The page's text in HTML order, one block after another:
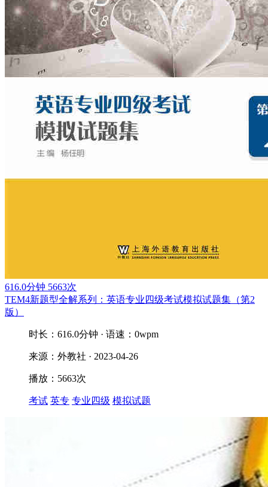
616.0分钟 5663次
TEM4新题型全解系列：英语专业四级考试模拟试题集（第2
版）
时长：616.0分钟 · 语速：0wpm
来源：外教社 · 2023-04-26
播放：5663次
考试 英专 专业四级 模拟试题